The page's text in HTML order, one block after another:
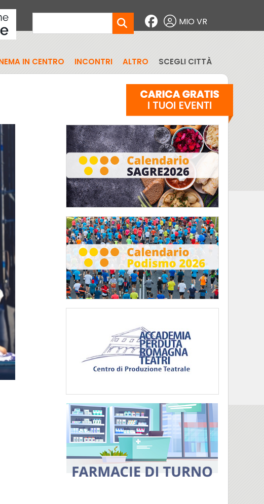
MIO VR
IN CENTRO INCONTRI ALTRO SCEGLI CITTÀ